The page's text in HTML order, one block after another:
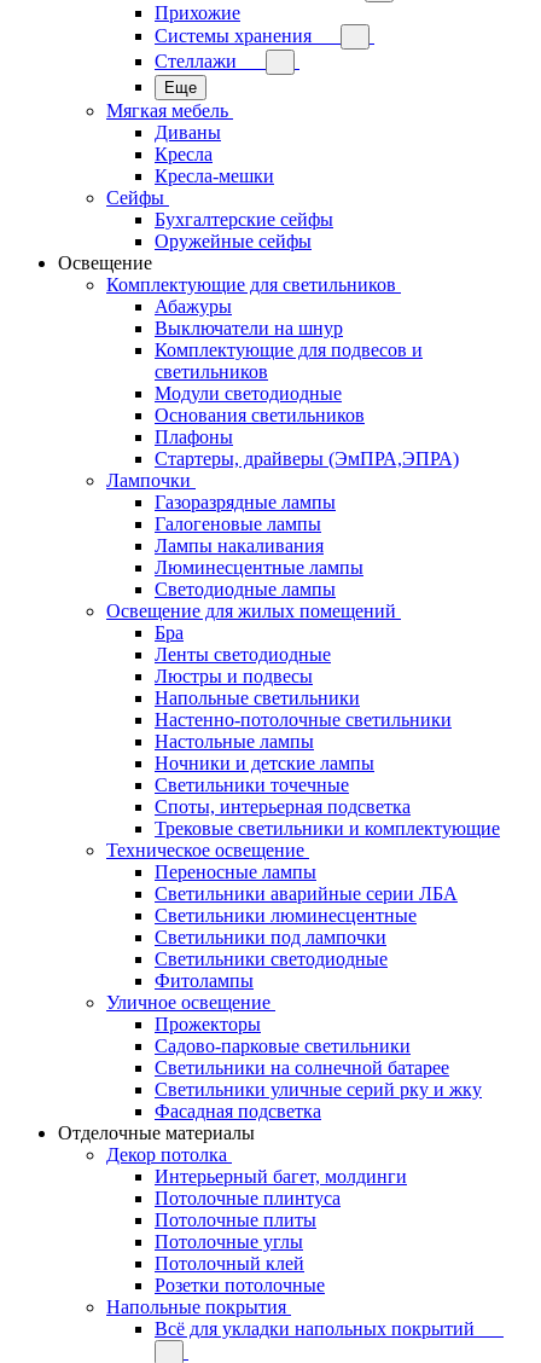
Прихожие
Системы хранения
Стеллажи
Еще
Мягкая мебель
Диваны
Кресла
Кресла-мешки
Сейфы
Бухгалтерские сейфы
Оружейные сейфы
Освещение
Комплектующие для светильников
Абажуры
Выключатели на шнур
Комплектующие для подвесов и
светильников
Модули светодиодные
Основания светильников
Плафоны
Стартеры, драйверы (ЭмПРА,ЭПРА)
Лампочки
Газоразрядные лампы
Галогеновые лампы
Лампы накаливания
Люминесцентные лампы
Светодиодные лампы
Освещение для жилых помещений
Бра
Ленты светодиодные
Люстры и подвесы
Напольные светильники
Настенно-потолочные светильники
Настольные лампы
Ночники и детские лампы
Светильники точечные
Споты, интерьерная подсветка
Трековые светильники и комплектующие
Техническое освещение
Переносные лампы
Светильники аварийные серии ЛБА
Светильники люминесцентные
Светильники под лампочки
Светильники светодиодные
Фитолампы
Уличное освещение
Прожекторы
Садово-парковые светильники
Светильники на солнечной батарее
Светильники уличные серий рку и жку
Фасадная подсветка
Отделочные материалы
Декор потолка
Интерьерный багет, молдинги
Потолочные плинтуса
Потолочные плиты
Потолочные углы
Потолочный клей
Розетки потолочные
Напольные покрытия
Всё для укладки напольных покрытий